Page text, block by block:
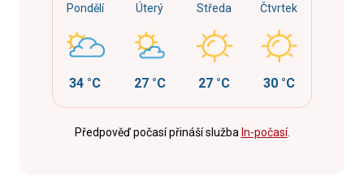
Pondělí
34 °C
Úterý
27 °C
Středa
27 °C
Čtvrtek
30 °C
Předpověď počasí přináší služba In-počasí.